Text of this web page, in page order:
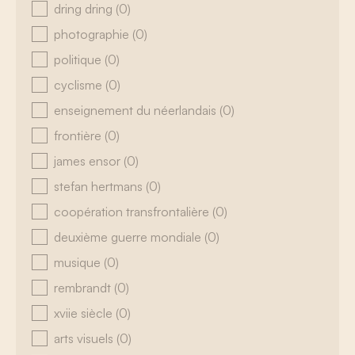
dring dring (0)
photographie (0)
politique (0)
cyclisme (0)
enseignement du néerlandais (0)
frontière (0)
james ensor (0)
stefan hertmans (0)
coopération transfrontalière (0)
deuxième guerre mondiale (0)
musique (0)
rembrandt (0)
xviie siècle (0)
arts visuels (0)